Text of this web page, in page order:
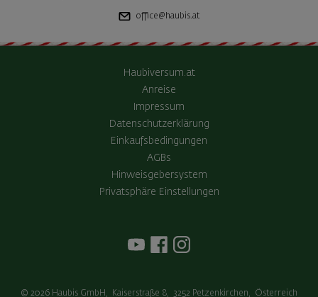
office@haubis.at
Haubiversum.at
Anreise
Impressum
Datenschutzerklärung
Einkaufsbedingungen
AGBs
Hinweisgebersystem
Privatsphäre Einstellungen
© 2026 Haubis GmbH , Kaiserstraße 8, 3252 Petzenkirchen, Österreich